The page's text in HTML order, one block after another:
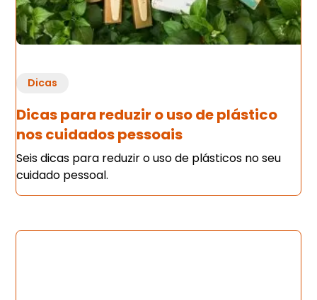
Dicas
Dicas para reduzir o uso de plástico
nos cuidados pessoais
Seis dicas para reduzir o uso de plásticos no seu
cuidado pessoal.